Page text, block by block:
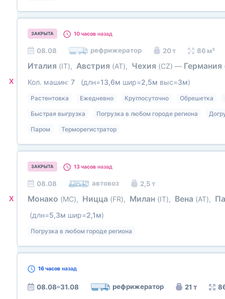
X
ЗАКРЫТА 10 часов назад
08.08 рефрижератор 20 т 86 м³
Италия (IT), Австрия (AT), Чехия (CZ) — Германия
Кол. машин: 7 (длн=13,6м шир=2,5м выс=3м)
Растентовка Ежедневно Круглосуточно Обрешетка
Быстрая выгрузка Погрузка в любом городе региона
Паром Терморегистратор
X
ЗАКРЫТА 13 часов назад
08.08 автовоз 2,5 т
Монако (MC), Ницца (FR), Милан (IT), Вена (AT),
(длн=5,3м шир=2,1м)
Погрузка в любом городе региона
16 часов назад
08.08–31.08 рефрижератор 21 т